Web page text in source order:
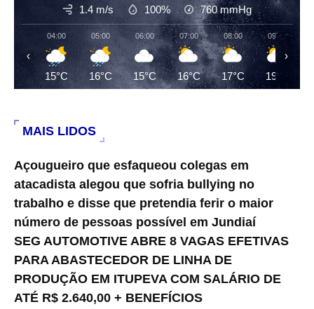
1.4 m/s 100% 760mmHg
04:00
15°C
05:00
16°C
06:00
15°C
07:00
16°C
08:00
17°C
09:00
19°C
‹ ›
MAIS LIDOS
Açougueiro que esfaqueou colegas em
atacadista alegou que sofria bullying no
trabalho e disse que pretendia ferir o maior
número de pessoas possível em Jundiaí
SEG AUTOMOTIVE ABRE 8 VAGAS EFETIVAS
PARA ABASTECEDOR DE LINHA DE
PRODUÇÃO EM ITUPEVA COM SALÁRIO DE
ATÉ R$ 2.640,00 + BENEFÍCIOS